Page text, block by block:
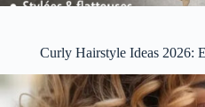
Curly Hairstyle Ideas 2026: